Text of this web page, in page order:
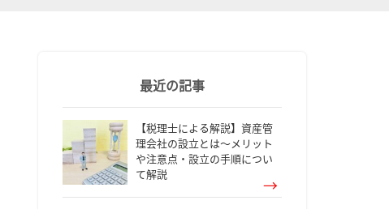
最近の記事
【税理士による解説】資産管
理会社の設立とは～メリット
や注意点・設立の手順につい
て解説